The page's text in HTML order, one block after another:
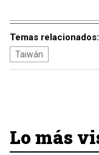
Temas relacionados:
Taiwán
Lo más